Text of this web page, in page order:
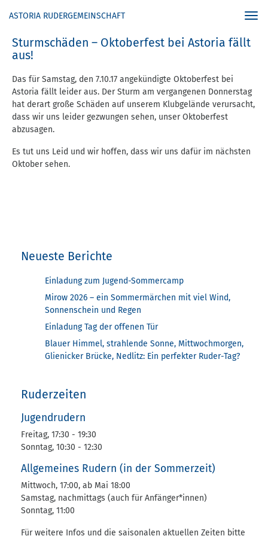
ASTORIA RUDERGEMEINSCHAFT
Sturmschäden – Oktoberfest bei Astoria fällt
aus!
Das für Samstag, den 7.10.17 angekündigte Oktoberfest bei
Astoria fällt leider aus. Der Sturm am vergangenen Donnerstag
hat derart große Schäden auf unserem Klubgelände verursacht,
dass wir uns leider gezwungen sehen, unser Oktoberfest
abzusagen.
Es tut uns Leid und wir hoffen, dass wir uns dafür im nächsten
Oktober sehen.
Neueste Berichte
Einladung zum Jugend-Sommercamp
Mirow 2026 – ein Sommermärchen mit viel Wind,
Sonnenschein und Regen
Einladung Tag der offenen Tür
Blauer Himmel, strahlende Sonne, Mittwochmorgen,
Glienicker Brücke, Nedlitz: Ein perfekter Ruder-Tag?
Ruderzeiten
Jugendrudern
Freitag, 17:30 - 19:30
Sonntag, 10:30 - 12:30
Allgemeines Rudern (in der Sommerzeit)
Mittwoch, 17:00, ab Mai 18:00
Samstag, nachmittags (auch für Anfänger*innen)
Sonntag, 11:00
Für weitere Infos und die saisonalen aktuellen Zeiten bitte